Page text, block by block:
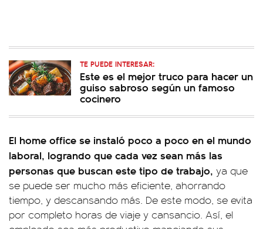
TE PUEDE INTERESAR:
Este es el mejor truco para hacer un
guiso sabroso según un famoso
cocinero
El home office se instaló poco a poco en el mundo
laboral, logrando que cada vez sean más las
personas que buscan este tipo de trabajo, ya que
se puede ser mucho más eficiente, ahorrando
tiempo, y descansando más. De este modo, se evita
por completo horas de viaje y cansancio. Así, el